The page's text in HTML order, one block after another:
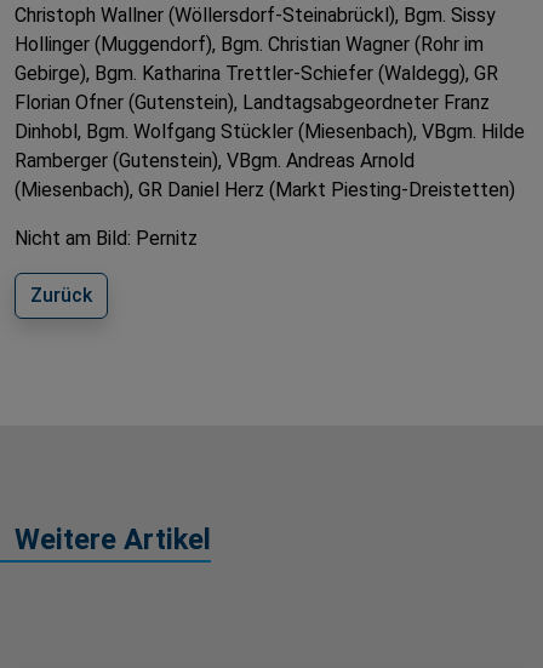
Christoph Wallner (Wöllersdorf-Steinabrückl), Bgm. Sissy
Hollinger (Muggendorf), Bgm. Christian Wagner (Rohr im
Gebirge), Bgm. Katharina Trettler-Schiefer (Waldegg), GR
Florian Ofner (Gutenstein), Landtagsabgeordneter Franz
Dinhobl, Bgm. Wolfgang Stückler (Miesenbach), VBgm. Hilde
Ramberger (Gutenstein), VBgm. Andreas Arnold
(Miesenbach), GR Daniel Herz (Markt Piesting-Dreistetten)
Nicht am Bild: Pernitz
Zurück
Weitere Artikel